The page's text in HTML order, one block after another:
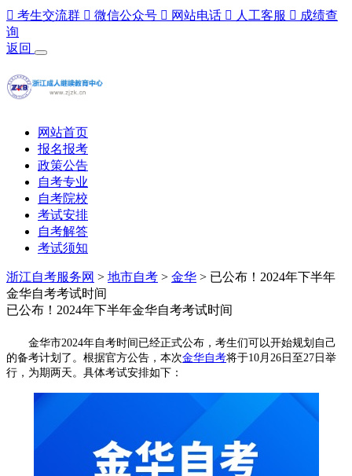
 考生交流群  微信公众号  网站电话  人工客服  成绩查
询
返回
网站首页
报名报考
政策公告
自考专业
自考院校
考试安排
自考解答
考试须知
浙江自考服务网 > 地市自考 > 金华 > 已公布！2024年下半年
金华自考考试时间
已公布！2024年下半年金华自考考试时间
金华市2024年自考时间已经正式公布，考生们可以开始规划自己
的备考计划了。根据官方公告，本次金华自考将于10月26日至27日举
行，为期两天。具体考试安排如下：